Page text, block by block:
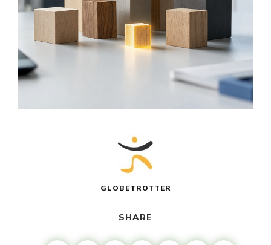
GLOBETROTTER
SHARE